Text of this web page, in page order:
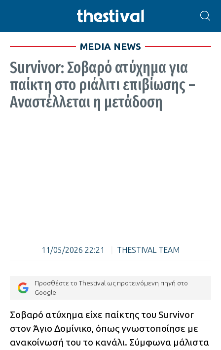
MEDIA NEWS
Survivor: Σοβαρό ατύχημα για
παίκτη στο ριάλιτι επιβίωσης –
Αναστέλλεται η μετάδοση
11/05/2026 22:21 THESTIVAL TEAM
Προσθέστε το Thestival ως προτεινόμενη πηγή στο
Google
Σοβαρό ατύχημα είχε παίκτης του Survivor
στον Άγιο Δομίνικο, όπως γνωστοποίησε με
ανακοίνωσή του το κανάλι. Σύμφωνα μάλιστα